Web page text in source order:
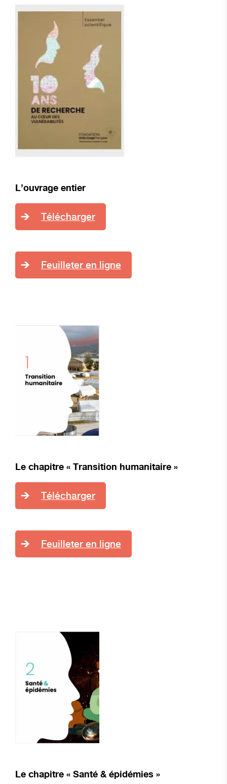
L’ouvrage entier
Télécharger
Feuilleter en ligne
Le chapitre « Transition humanitaire »
Télécharger
Feuilleter en ligne
Le chapitre « Santé & épidémies »